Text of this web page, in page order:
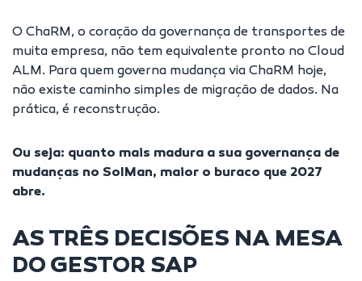
O ChaRM, o coração da governança de transportes de
muita empresa, não tem equivalente pronto no Cloud
ALM. Para quem governa mudança via ChaRM hoje,
não existe caminho simples de migração de dados. Na
prática, é reconstrução.
Ou seja: quanto mais madura a sua governança de
mudanças no SolMan, maior o buraco que 2027
abre.
AS TRÊS DECISÕES NA MESA
DO GESTOR SAP